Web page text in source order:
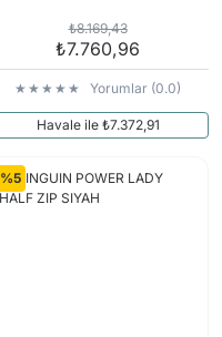
₺8.169,43
₺7.760,96
Yorumlar (0.0)
Havale ile ₺7.372,91
%5